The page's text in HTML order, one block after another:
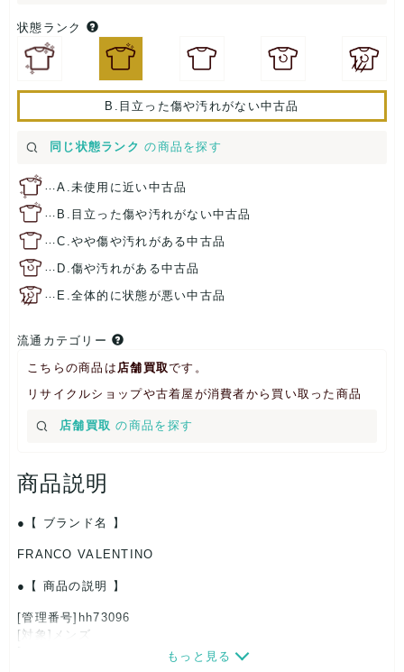
状態ランク
B.目立った傷や汚れがない中古品
同じ状態ランク の商品を探す
…A.未使用に近い中古品
… B.目立った傷や汚れがない中古品
…C.やや傷や汚れがある中古品
… D.傷や汚れがある中古品
… E.全体的に状態が悪い中古品
流通カテゴリー
こちらの商品は 店舗買取です。
リサイクルショップや古着屋が消費者から買い取った商品
店舗買取 の商品を探す
商品説明
【 ブランド名 】
FRANCO VALENTINO
【 商品の説明 】
[管理番号]hh73096
[対象]メンズ
もっと見る